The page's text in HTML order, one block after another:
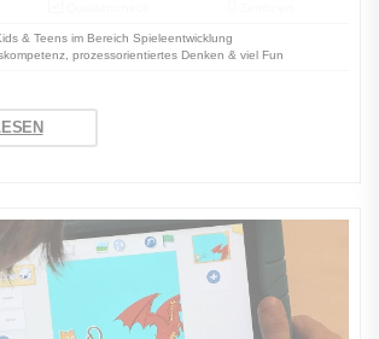
& Teens im Bereich Spieleentwicklung
prozessorientiertes Denken & viel Fun